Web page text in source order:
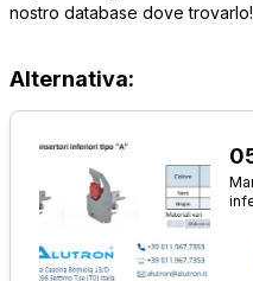
nostro database dove trovarlo!
Alternativa: